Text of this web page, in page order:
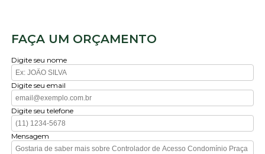
FAÇA UM ORÇAMENTO
Digite seu nome
Digite seu email
Digite seu telefone
Mensagem